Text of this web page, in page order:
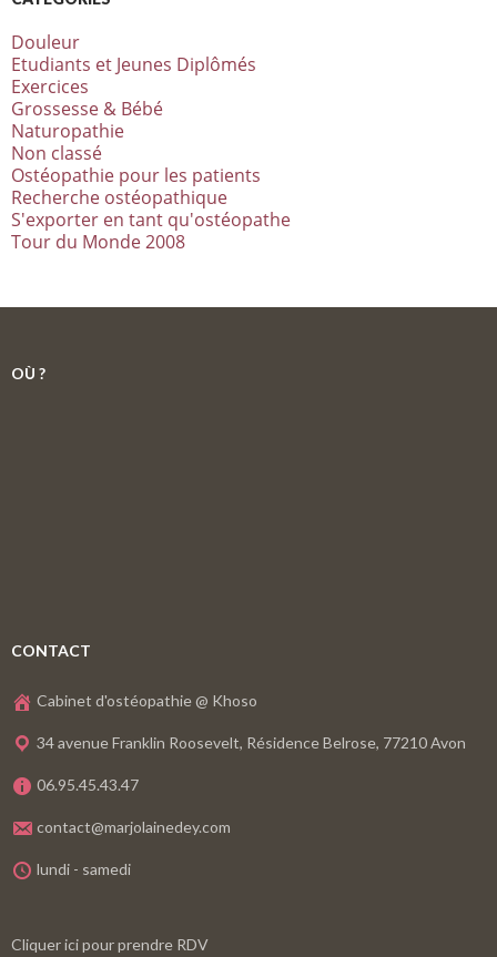
Douleur
Etudiants et Jeunes Diplômés
Exercices
Grossesse & Bébé
Naturopathie
Non classé
Ostéopathie pour les patients
Recherche ostéopathique
S'exporter en tant qu'ostéopathe
Tour du Monde 2008
OÙ ?
CONTACT
Cabinet d'ostéopathie @ Khoso
34 avenue Franklin Roosevelt, Résidence Belrose, 77210 Avon
06.95.45.43.47
contact@marjolainedey.com
lundi - samedi
Cliquer ici pour prendre RDV